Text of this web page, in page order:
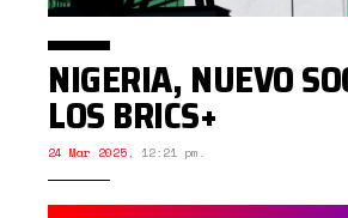
NIGERIA, NUEVO
LOS BRICS+
24 Mar 2025, 12:21 pm.